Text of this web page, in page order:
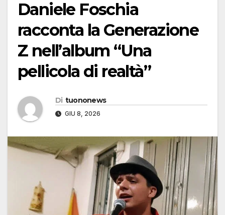
Daniele Foschia
racconta la Generazione
Z nell’album “Una
pellicola di realtà”
Di tuononews
GIU 8, 2026